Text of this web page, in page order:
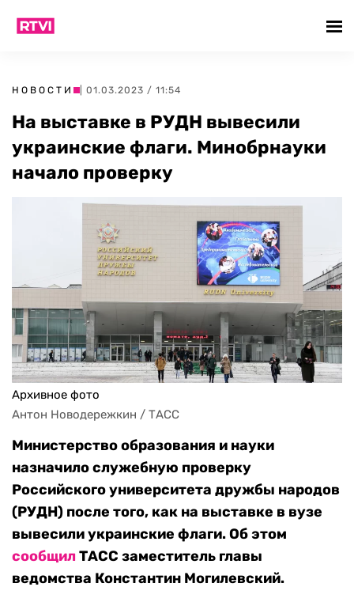
НОВОСТИ | 01.03.2023 / 11:54
На выставке в РУДН вывесили
украинские флаги. Минобрнауки
начало проверку
Архивное фото
Антон Новодережкин / ТАСС
Министерство образования и науки
назначило служебную проверку
Российского университета дружбы народов
(РУДН) после того, как на выставке в вузе
вывесили украинские флаги. Об этом
сообщилТАСС заместитель главы
ведомства Константин Могилевский.